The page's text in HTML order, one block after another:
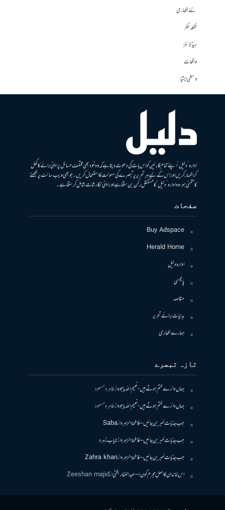
نئے لکھاری
نقطہ نظر
ہیڈلائنز
واقعات
وسطی ایشیا
ادارہ ’دلیل‘ اپنے تمام قارئین کو اس بات کی دعوت دیتا ہے کہ وہ خود بھی مختلف مسائل پر اپنی رائے کا کھل
کر اظہار کریں اور اس کے لیے ہر تحریر پر تبصرے کی سہولت کا استعمال کریں۔ جو بھی ویب سائٹ پر لکھنے
کا متمنی ہو، وہ ادارہ ’دلیل‘ کا مستقل رکن بن سکتا ہے اور اپنی نگارشات شامل کرسکتا ہے۔
صفحات
Buy Adspace
Herald Home
ادارہ دلیل
پالیسی
مقاصد
ہدایات برائے تحریر
ہمارے لکھاری
تازہ تبصرے
جہاں دائرے ختم ہوتے ہیں- نعیم اللہ باجوہازطاہرہ مسعود
جہاں دائرے ختم ہوتے ہیں- نعیم اللہ باجوہازطاہرہ مسعود
جب جذبات خبر بن جائیں – فاطمۃالزہرہازSaba
جب جذبات خبر بن جائیں – فاطمۃالزہرہازنایاب زہرہ
جب جذبات خبر بن جائیں – فاطمۃالزہرہازZahra khan
اس خاندان کا اصل مجرم کون! – عبدالغفار بگٹیازZeeshan majid